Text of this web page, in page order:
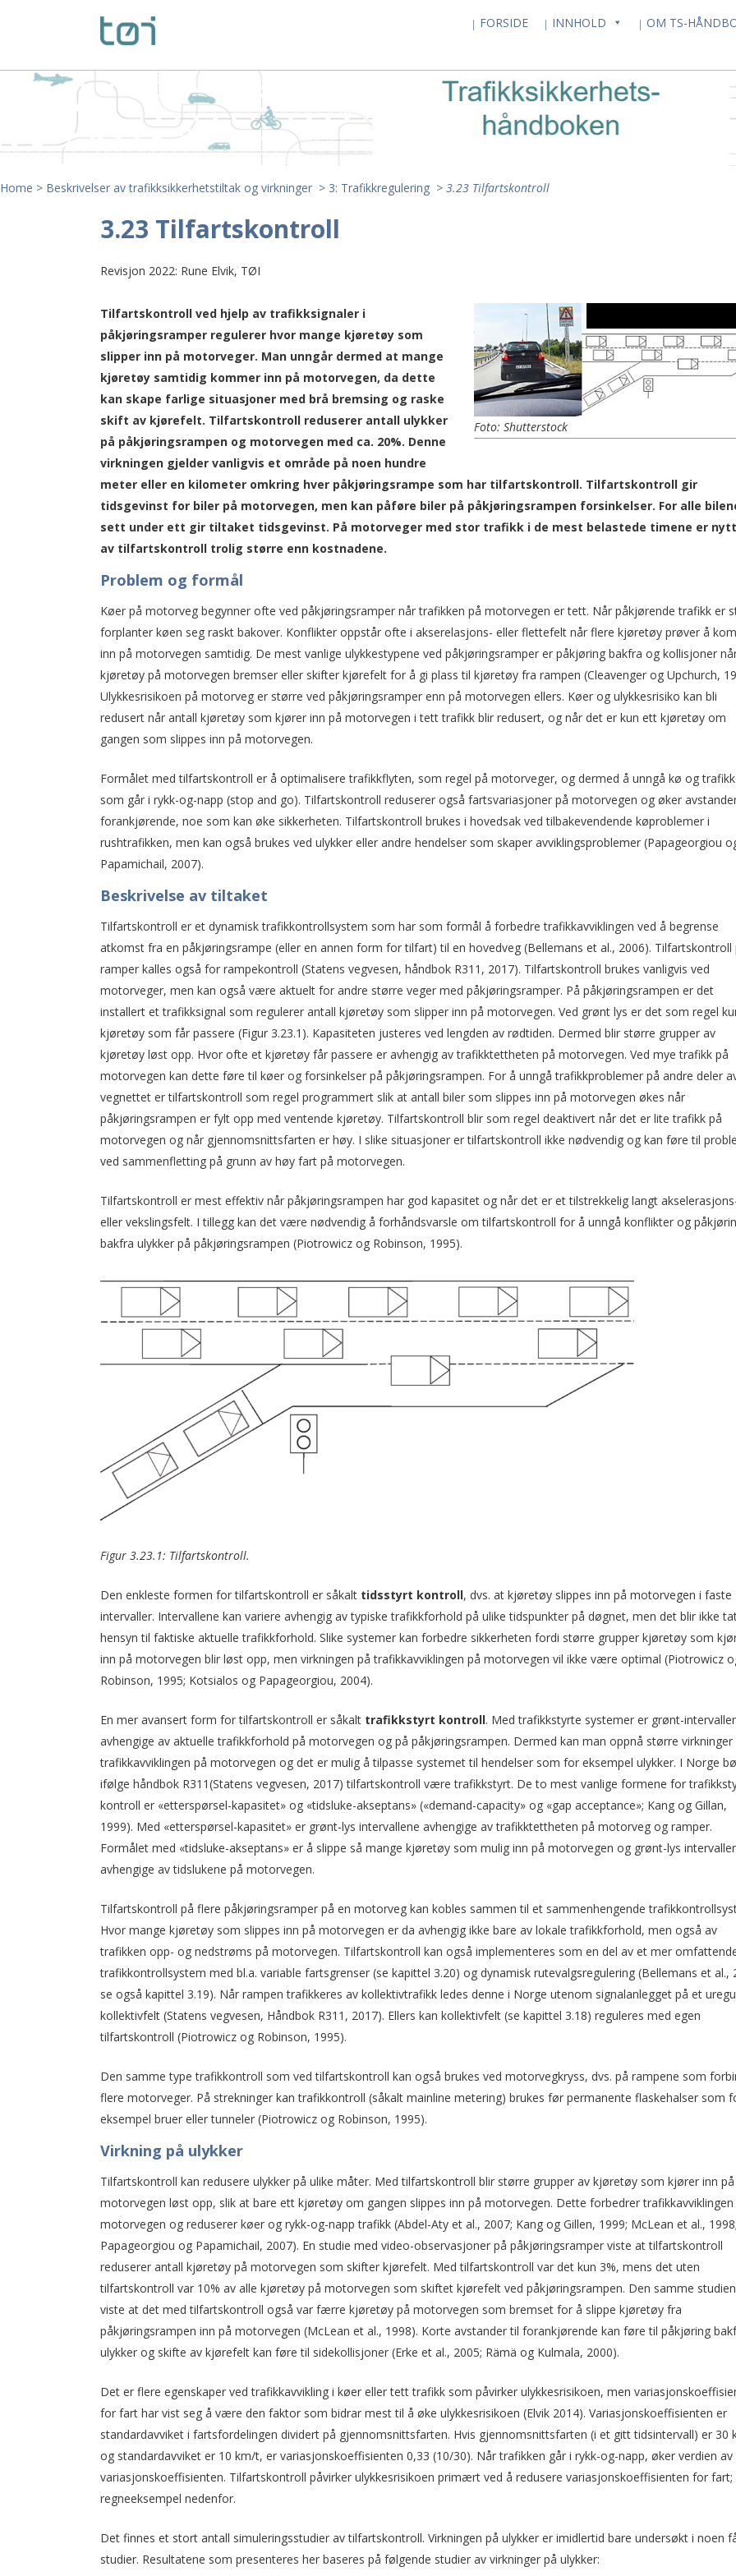
FORSIDE INNHOLD OM TS-
Home > Beskrivelser av trafikksikkerhetstiltak og virkninger > 3: Trafikkregulering > 3.23 Tilfartskontroll
3.23 Tilfartskontroll
Revisjon 2022: Rune Elvik, TØI
Foto: Shutterstock
Tilfartskontroll ved hjelp av trafikksignaler i
påkjøringsramper regulerer hvor mange kjøretøy som
slipper inn på motorveger. Man unngår dermed at mange
kjøretøy samtidig kommer inn på motorvegen, da dette
kan skape farlige situasjoner med brå bremsing og raske
skift av kjørefelt. Tilfartskontroll reduserer antall ulykker
på påkjøringsrampen og motorvegen med ca. 20%. Denne
virkningen gjelder vanligvis et område på noen hundre
meter eller en kilometer omkring hver påkjøringsrampe som har tilfartskontroll. Tilfartskontroll gir
tidsgevinst for biler på motorvegen, men kan påføre biler på påkjørings­rampen forsinkelser. For alle
sett under ett gir tiltaket tidsgevinst. På motorveger med stor trafikk i de mest belastede timene er
av tilfartskontroll trolig større enn kostnadene.
Problem og formål
Køer på motorveg begynner ofte ved påkjøringsramper når trafikken på motorvegen er tett. Når påkjørende trafikk er
forplanter køen seg raskt bakover. Konflikter oppstår ofte i akserelasjons- eller flettefelt når flere kjøretøy prøver å
inn på motorvegen samtidig. De mest vanlige ulykkestypene ved påkjøringsramper er påkjøring bakfra og kollisjoner
kjøretøy på motorvegen bremser eller skifter kjørefelt for å gi plass til kjøretøy fra rampen (Cleavenger og Upchurch,
Ulykkesrisikoen på motorveg er større ved påkjøringsramper enn på motorvegen ellers. Køer og ulykkesrisiko kan bli
redusert når antall kjøretøy som kjører inn på motorvegen i tett trafikk blir redusert, og når det er kun ett kjøretøy om
gangen som slippes inn på motorvegen.
Formålet med tilfartskontroll er å optimalisere trafikkflyten, som regel på motorveger, og dermed å unngå kø og trafikk
som går i rykk-og-napp (stop and go). Tilfartskontroll reduserer også fartsvariasjoner på motorvegen og øker
forankjørende, noe som kan øke sikkerheten. Tilfartskontroll brukes i hovedsak ved tilbakevendende køproblemer i
rushtrafikken, men kan også brukes ved ulykker eller andre hendelser som skaper avviklingsproblemer (Papageorgiou
Papamichail, 2007).
Beskrivelse av tiltaket
Tilfartskontroll er et dynamisk trafikkontrollsystem som har som formål å forbedre trafikkavviklingen ved å begrense
atkomst fra en påkjøringsrampe (eller en annen form for tilfart) til en hovedveg (Bellemans et al., 2006). Tilfartskontroll
ramper kalles også for rampekontroll (Statens vegvesen, håndbok R311, 2017). Tilfartskontroll brukes vanligvis ved
motorveger, men kan også være aktuelt for andre større veger med påkjøringsramper. På påkjøringsrampen er det
installert et trafikksignal som regulerer antall kjøretøy som slipper inn på motorvegen. Ved grønt lys er det som regel
kjøretøy som får passere (Figur 3.23.1). Kapasiteten justeres ved lengden av rødtiden. Dermed blir større grupper av
kjøretøy løst opp. Hvor ofte et kjøretøy får passere er avhengig av trafikktettheten på motorvegen. Ved mye trafikk på
motorvegen kan dette føre til køer og forsinkelser på påkjøringsrampen. For å unngå trafikkproblemer på andre deler
vegnettet er tilfartskontroll som regel programmert slik at antall biler som slippes inn på motorvegen økes når
påkjøringsrampen er fylt opp med ventende kjøretøy. Tilfartskontroll blir som regel deaktivert når det er lite trafikk på
motorvegen og når gjennomsnittsfarten er høy. I slike situasjoner er tilfartskontroll ikke nødvendig og kan føre til
ved sammenfletting på grunn av høy fart på motorvegen.
Tilfartskontroll er mest effektiv når påkjøringsrampen har god kapasitet og når det er et tilstrekkelig langt
eller vekslingsfelt. I tillegg kan det være nødvendig å forhåndsvarsle om tilfartskontroll for å unngå konflikter og
bakfra ulykker på påkjøringsrampen (Piotrowicz og Robinson, 1995).
Figur 3.23.1: Tilfartskontroll.
Den enkleste formen for tilfartskontroll er såkalt tidsstyrt kontroll, dvs. at kjøretøy slippes inn på motorvegen i faste
intervaller. Intervallene kan variere avhengig av typiske trafikkforhold på ulike tidspunkter på døgnet, men det blir ikke
hensyn til faktiske aktuelle trafikkforhold. Slike systemer kan forbedre sikkerheten fordi større grupper kjøretøy som
inn på motorvegen blir løst opp, men virkningen på trafikk­avviklingen på motorvegen vil ikke være optimal (Piotrowicz
Robinson, 1995; Kotsialos og Papageorgiou, 2004).
En mer avansert form for tilfartskontroll er såkalt trafikkstyrt kontroll. Med trafikkstyrte systemer er grønt-
avhengige av aktuelle trafikkforhold på motorvegen og på påkjøringsrampen. Dermed kan man oppnå større virkninger
trafikkavviklingen på motorvegen og det er mulig å tilpasse systemet til hendelser som for eksempel ulykker. I Norge
ifølge håndbok R311(Statens vegvesen, 2017) tilfartskontroll være trafikkstyrt. De to mest vanlige formene for
kontroll er «etterspørsel-kapasitet» og «tidsluke-akseptans» («demand-capacity» og «gap acceptance»; Kang og Gillan,
1999). Med «etterspørsel-kapasitet» er grønt-lys intervallene avhengige av trafikktettheten på motorveg og ramper.
Formålet med «tidsluke-akseptans» er å slippe så mange kjøretøy som mulig inn på motorvegen og grønt-lys
avhengige av tidslukene på motorvegen.
Tilfartskontroll på flere påkjøringsramper på en motorveg kan kobles sammen til et sammenhengende
Hvor mange kjøretøy som slippes inn på motorvegen er da avhengig ikke bare av lokale trafikkforhold, men også av
trafikken opp- og nedstrøms på motorvegen. Tilfartskontroll kan også implementeres som en del av et mer
trafikkontrollsystem med bl.a. variable fartsgrenser (se kapittel 3.20) og dynamisk rutevalgsregulering (Bellemans et al.,
se også kapittel 3.19). Når rampen trafikkeres av kollektivtrafikk ledes denne i Norge utenom signalanlegget på et
kollektivfelt (Statens vegvesen, Håndbok R311, 2017). Ellers kan kollektivfelt (se kapittel 3.18) reguleres med egen
tilfartskontroll (Piotrowicz og Robinson, 1995).
Den samme type trafikkontroll som ved tilfartskontroll kan også brukes ved motorvegkryss, dvs. på rampene som
flere motorveger. På strekninger kan trafikkontroll (såkalt mainline metering) brukes før permanente flaskehalser som
eksempel bruer eller tunneler (Piotrowicz og Robinson, 1995).
Virkning på ulykker
Tilfartskontroll kan redusere ulykker på ulike måter. Med tilfartskontroll blir større grupper av kjøretøy som kjører inn på
motorvegen løst opp, slik at bare ett kjøretøy om gangen slippes inn på motorvegen. Dette forbedrer trafikkavviklingen
motorvegen og reduserer køer og rykk-og-napp trafikk (Abdel-Aty et al., 2007; Kang og Gillen, 1999; McLean et al., 1998;
Papageorgiou og Papamichail, 2007). En studie med video-observasjoner på påkjøringsramper viste at tilfartskontroll
reduserer antall kjøretøy på motorvegen som skifter kjørefelt. Med tilfartskontroll var det kun 3%, mens det uten
tilfartskontroll var 10% av alle kjøretøy på motorvegen som skiftet kjørefelt ved påkjøringsrampen. Den samme studien
viste at det med tilfartskontroll også var færre kjøretøy på motorvegen som bremset for å slippe kjøretøy fra
påkjøringsrampen inn på motorvegen (McLean et al., 1998). Korte avstander til forankjørende kan føre til påkjøring
ulykker og skifte av kjørefelt kan føre til sidekollisjoner (Erke et al., 2005; Rämä og Kulmala, 2000).
Det er flere egenskaper ved trafikkavvikling i køer eller tett trafikk som påvirker ulykkesrisikoen, men
for fart har vist seg å være den faktor som bidrar mest til å øke ulykkesrisikoen (Elvik 2014). Variasjonskoeffisienten er
standard­avviket i fartsfordelingen dividert på gjennomsnittsfarten. Hvis gjennom­snittsfarten (i et gitt tidsintervall) er 30
og standardavviket er 10 km/t, er variasjonskoeffisienten 0,33 (10/30). Når trafikken går i rykk-og-napp, øker verdien av
variasjonskoeffisienten. Tilfartskontroll påvirker ulykkesrisikoen primært ved å redusere variasjonskoeffisienten for fart;
regneeksempel nedenfor.
Det finnes et stort antall simuleringsstudier av tilfartskontroll. Virkningen på ulykker er imidlertid bare undersøkt i noen
studier. Resultatene som presenteres her baseres på følgende studier av virkninger på ulykker: